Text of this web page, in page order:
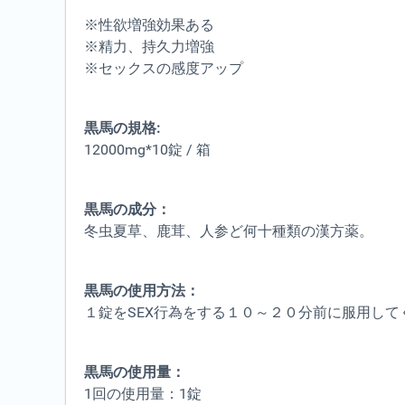
※性欲増強効果ある
※精力、持久力増強
※セックスの感度アップ
黒馬の規格:
12000mg*10錠 / 箱
黒馬の成分：
冬虫夏草、鹿茸、人参ど何十種類の漢方薬。
黒馬の使用方法：
１錠をSEX行為をする１０～２０分前に服用して
黒馬の使用量：
1回の使用量：1錠